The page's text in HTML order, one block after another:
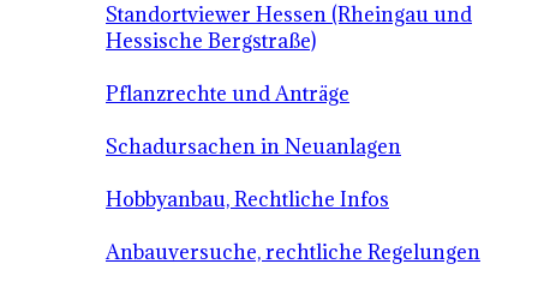
Standortviewer Hessen (Rheingau und
Hessische Bergstraße)
Pflanzrechte und Anträge
Schadursachen in Neuanlagen
Hobbyanbau, Rechtliche Infos
Anbauversuche, rechtliche Regelungen